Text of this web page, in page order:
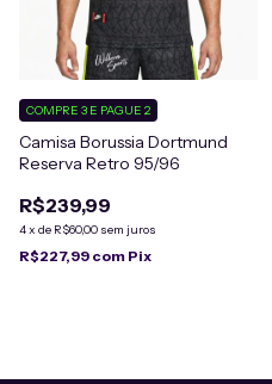
Camisa Borussia Dortmund
Reserva Retro 95/96
R$239,99
4x de R$60,00 sem juros
COMPRE 3 E PAGUE 2
R$227,99 com Pix